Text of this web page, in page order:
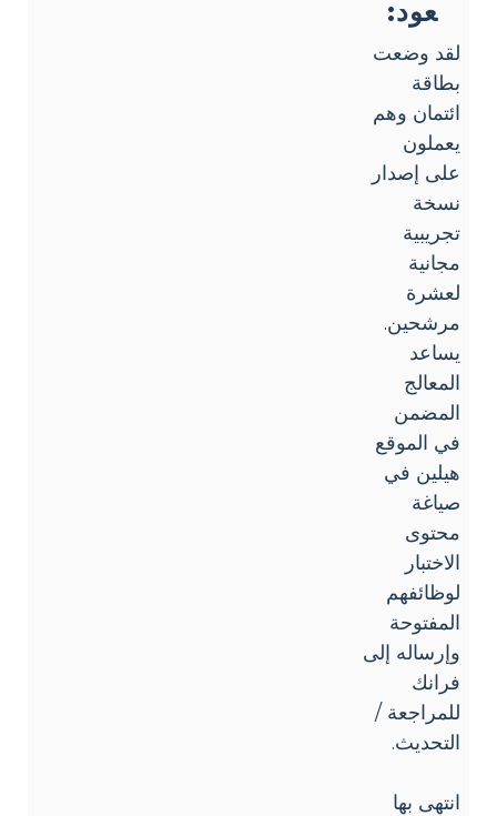
عود:
لقد وضعت
بطاقة
ائتمان وهم
يعملون
على إصدار
نسخة
تجريبية
مجانية
لعشرة
مرشحين.
يساعد
المعالج
المضمن
في الموقع
هيلين في
صياغة
محتوى
الاختبار
لوظائفهم
المفتوحة
وإرساله إلى
فرانك
للمراجعة /
التحديث.
انتهى بها